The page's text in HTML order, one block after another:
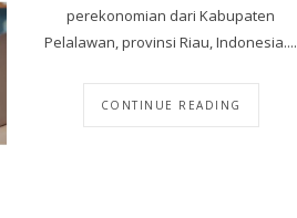
perekonomian dari Kabupaten
Pelalawan, provinsi Riau, Indonesia....
CONTINUE READING